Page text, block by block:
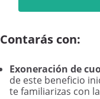
Contarás con:
Exoneración de
de este beneficio
te familiarizas con